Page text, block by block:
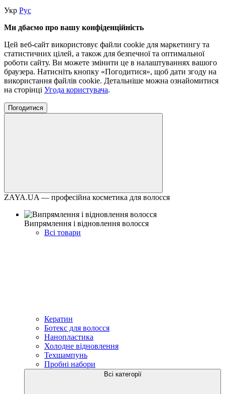
Укр Рус
Ми дбаємо про вашу конфіденційність
Цей веб-сайт використовує файли cookie для маркетингу та
статистичних цілей, а також для безпечної та оптимальної
роботи сайту. Ви можете змінити це в налаштуваннях вашого
браузера. Натисніть кнопку «Погодитися», щоб дати згоду на
використання файлів cookie. Детальніше можна ознайомитися
на сторінці Угода користувача.
Погодитися
ZAYA.UA — професійна косметика для волосся
Випрямлення і відновлення волосся
Всі товари
Кератин
Ботекс для волосся
Нанопластика
Холодне відновлення
Техшампунь
Пробні набори
Всі категорії